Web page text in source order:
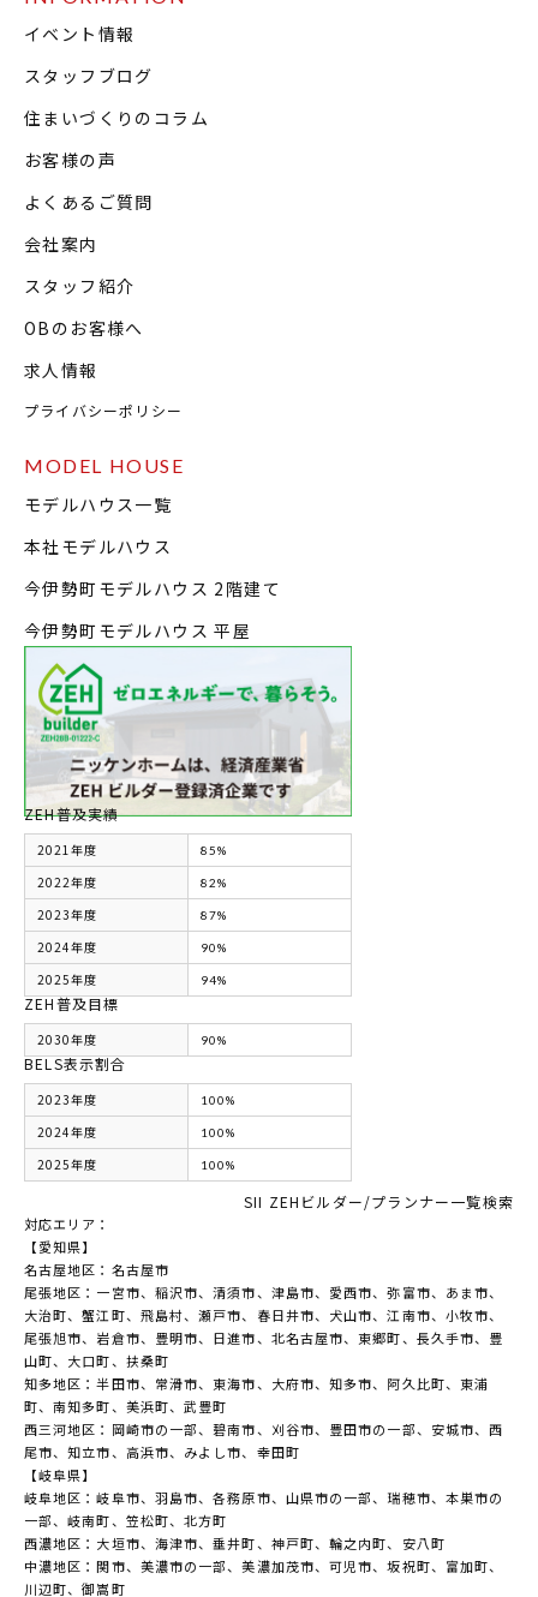
イベント情報
スタッフブログ
住まいづくりのコラム
お客様の声
よくあるご質問
会社案内
スタッフ紹介
OBのお客様へ
求人情報
プライバシーポリシー
MODEL HOUSE
モデルハウス一覧
本社モデルハウス
今伊勢町モデルハウス 2階建て
今伊勢町モデルハウス 平屋
ZEH普及実績
2021年度 85%
2022年度 82%
2023年度 87%
2024年度 90%
2025年度 94%
ZEH普及目標
2030年度 90%
BELS表示割合
2023年度 100%
2024年度 100%
2025年度 100%
SII ZEHビルダー/プランナー一覧検索
対応エリア：
【愛知県】
名古屋地区：名古屋市
尾張地区：一宮市、稲沢市、清須市、津島市、愛西市、弥富市、あま市、
大治町、蟹江町、飛島村、瀬戸市、春日井市、犬山市、江南市、小牧市、
尾張旭市、岩倉市、豊明市、日進市、北名古屋市、東郷町、長久手市、豊
山町、大口町、扶桑町
知多地区：半田市、常滑市、東海市、大府市、知多市、阿久比町、東浦
町、南知多町、美浜町、武豊町
西三河地区：岡崎市の一部、碧南市、刈谷市、豊田市の一部、安城市、西
尾市、知立市、高浜市、みよし市、幸田町
【岐阜県】
岐阜地区：岐阜市、羽島市、各務原市、山県市の一部、瑞穂市、本巣市の
一部、岐南町、笠松町、北方町
西濃地区：大垣市、海津市、垂井町、神戸町、輪之内町、安八町
中濃地区：関市、美濃市の一部、美濃加茂市、可児市、坂祝町、富加町、
川辺町、御嵩町